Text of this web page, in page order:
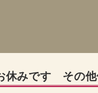
休みです その他